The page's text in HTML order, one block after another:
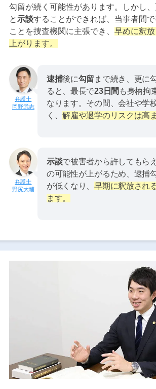
勾留が続く可能性があります。しかし
と示談することができれば、当事者間
ことを捜査機関に主張でき、 早めに釈
上がります。
岡野武志
逮捕後に勾留 まで続き、更に
ると、最長で23日間 も身柄拘
なります。その間、会社や学
く、解雇や退学のリスクは高
野尻大輔
示談で被害者から許してもら
の可能性が上がるため、逮捕
が低くなり、早期に釈放され
ます。